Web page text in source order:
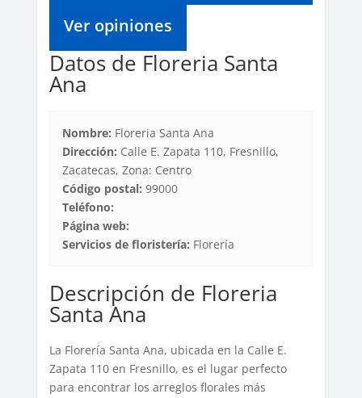
Ver opiniones
Datos de Floreria Santa
Ana
Nombre: Floreria Santa Ana
Dirección: Calle E. Zapata 110, Fresnillo,
Zacatecas, Zona: Centro
Código postal: 99000
Teléfono:
Página web:
Servicios de floristería: Florería
Descripción de Floreria
Santa Ana
La Florería Santa Ana, ubicada en la Calle E.
Zapata 110 en Fresnillo, es el lugar perfecto
para encontrar los arreglos florales más